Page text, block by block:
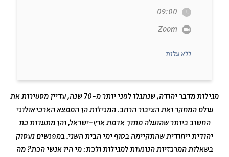
לאתר בית אבי חי RU
EN
מגילות מדבר יהודה, שנתגלו לפני יותר מ-70 שנה, עדיין מסעירות את
עולם המחקר ואת הציבור הרחב. המגילות הן הממצא הארכיאולוגי
החשוב ביותר שהועלה מתוך אדמת ארץ-ישראל, והן מתעדות כת
יהודית ייחודית שהתקיימה בסוף ימי הבית השני. במפגשים נעסוק
בשאלות המרכזיות הנוגעות למגילות ולכת: מי היו אנשי הכת? מה
09:00
Zoom
ללא עלות